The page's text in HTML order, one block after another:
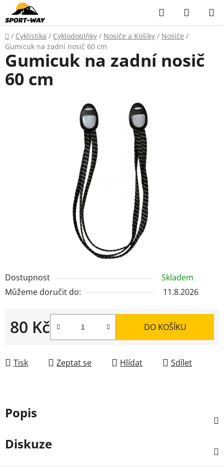
Přejít
na
obsah
Hledat
KOŠÍK
Domů
/ Cyklistika / Cyklodoplňky / Nosiče a Košíky / Nosiče /
Gumicuk na zadní nosič 60 cm
Dostupnost
Skladem
Můžeme doručit do:
11.8.2026
80 Kč
Měrná cena:
DO KOŠÍKU
Tisk Zeptat se Hlídat Sdílet
Gumicuk na zadní nosič
60 cm
Popis
Diskuze